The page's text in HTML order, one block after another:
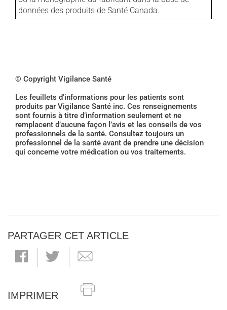
données des produits de Santé Canada.
© Copyright Vigilance Santé
Les feuillets d'informations pour les patients sont
produits par Vigilance Santé inc. Ces renseignements
sont fournis à titre d’information seulement et ne
remplacent d’aucune façon l’avis et les conseils de vos
professionnels de la santé. Consultez toujours un
professionnel de la santé avant de prendre une décision
qui concerne votre médication ou vos traitements.
PARTAGER CET ARTICLE
IMPRIMER